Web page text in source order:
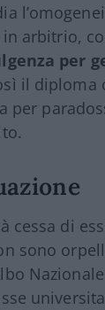
arbitrio,
per
il diploma
per
cessa di
sono